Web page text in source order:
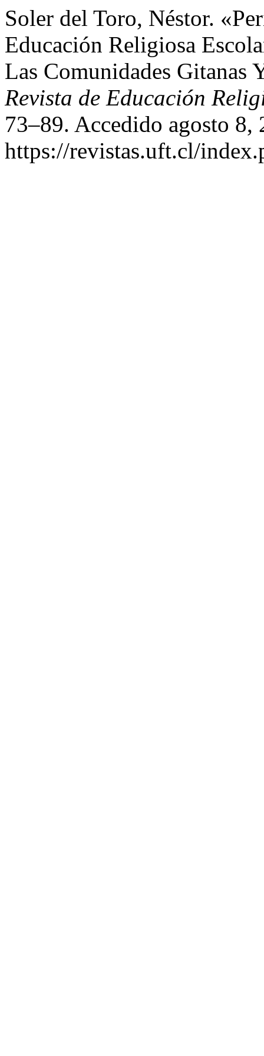
Soler del Toro, Néstor.
Educación Religiosa
Las Comunidades Gitanas
Revista de Educación
73–89. Accedido agosto 8,
https://revistas.uft.cl/